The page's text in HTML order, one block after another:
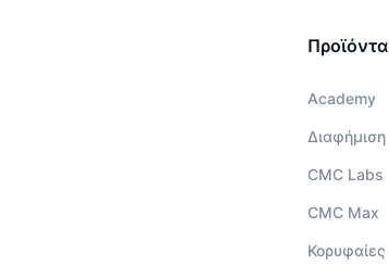
Προϊόντα
Academy
Διαφήμιση
CMC Labs
CMC Max
Κορυφαίες